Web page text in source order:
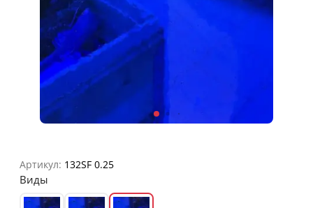
Артикул: 132SF 0.25
Виды